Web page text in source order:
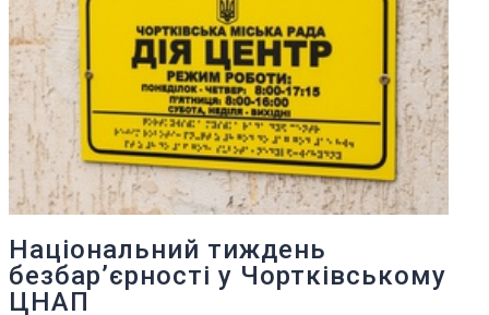
Національний тиждень
безбар’єрності у Чортківському
ЦНАП